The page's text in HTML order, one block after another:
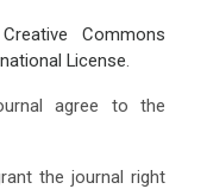
Creative Commons
License.
agree to the
the journal right